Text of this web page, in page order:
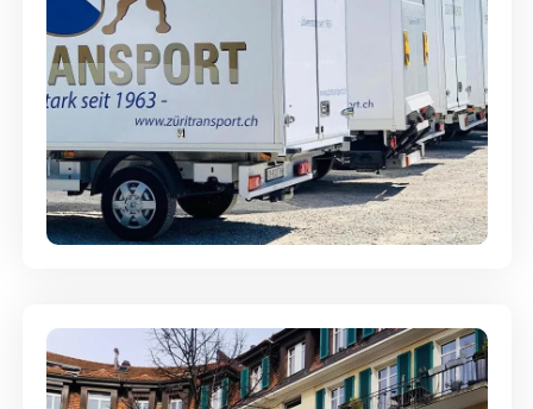
Möbellagerung - Alles sicher
aufbewahrt